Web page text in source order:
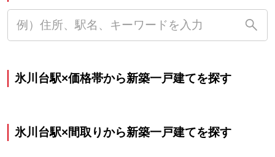
氷川台駅×価格帯から新築一戸建てを探す
氷川台駅×間取りから新築一戸建てを探す